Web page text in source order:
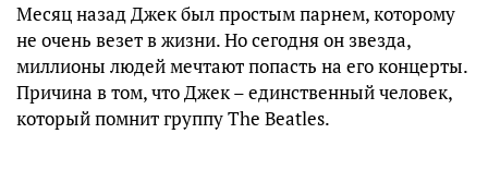
Месяц назад Джек был простым парнем, которому
не очень везет в жизни. Но сегодня он звезда,
миллионы людей мечтают попасть на его концерты.
Причина в том, что Джек – единственный человек,
который помнит группу The Beatles.